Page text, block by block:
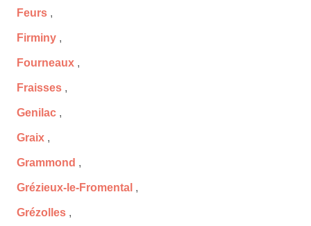
Feurs ,
Firminy ,
Fourneaux ,
Fraisses ,
Genilac ,
Graix ,
Grammond ,
Grézieux-le-Fromental ,
Grézolles ,